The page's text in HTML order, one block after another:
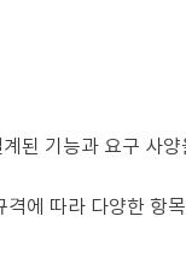
된 기능과 요구 사
에 따라 다양한 항